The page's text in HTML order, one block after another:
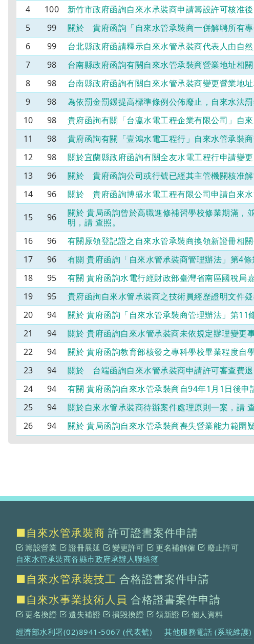
4
100
新竹市政府函詢自來水承裝商申請籌設許可核准
5
99
關於 貴府函詢「自來水管承裝商一併解聘所有
6
99
台北縣政府函請釋示自來水管承裝商代表人由自
7
98
台南縣政府函詢有關自來水管承裝商營業地址相
8
98
台南縣政府函詢有關自來水管承裝商變更營業地
9
98
為依罰金罰鍰提高標準條例公佈廢止，自來水法
10
98
貴府函詢有關「台瀛水電工程企業有限公司」自
11
98
貴府函詢有關「壹鴻水電工程行」自來水管承裝
12
98
關於宜蘭縣政府函詢有關全友水電工程行申請變
13
96
關於 貴府函詢公司或行號已經其主管機關核准
14
96
關於 貴府函詢博盛水電工程有限公司申請自來
15
96
關於 貴局函詢曾於高職進修補習學校修業期滿，
明，請 查照。
16
96
有關原領登記證之自來水管承裝商換領新證冊相
17
96
有關 貴府函詢「自來水管承裝商管理辦法」第4
18
95
有關 貴府函詢水電行經財政部臺灣省南區國稅局
19
95
貴府函詢自來水管承裝商之技術員經歷證明文件疑
20
94
關於 貴府函詢「自來水管承裝商管理辦法」第11
21
94
關於 貴府函詢自來水管承裝商未依規定辦理變更
22
94
關於 貴府函詢教育部核發之專科學校畢業程度自
23
94
關於 台端函詢自來水管承裝商申請許可審查費
24
94
有關 貴府函詢自來水管承裝商自94年1月1日後申
25
94
關於自來水管承裝商待辦案件處理原則一案，請 查
26
94 關於 貴局函詢自來水管承裝商喪失營業能力範圍
■自來水管承裝商 許可證書案件申請
籌設營業 證冊展延 變更許可 更名補解僱
廢止許可
自來水管承裝商各縣市政府承辦人聯絡簿
■自來水管承裝技工 合格證書案件申請
■自來水事業技術人員 合格證書案件申請
更名換證 遺失補證 損毀換證 領新證
個人資料
經濟部水利署(02)8941-5067 (代表號)
其他服務電話 (系統維護)